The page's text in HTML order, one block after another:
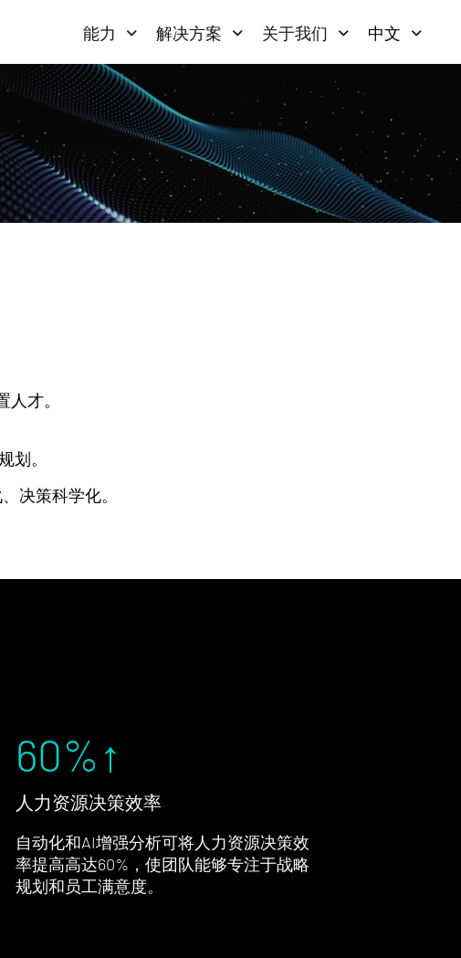
能力 解决方案 关于我们 中文
才。
划。
决策科学化。
60%↑
人力资源决策效率
自动化和AI增强分析可将人力资源决策效
率提高高达60%，使团队能够专注于战略
规划和员工满意度。